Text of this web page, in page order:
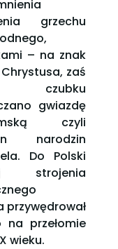
grzechu
– na znak
zaś
gwiazdę
czyli
narodzin
Do Polski
strojenia
przywędrował
na przełomie
wieku.